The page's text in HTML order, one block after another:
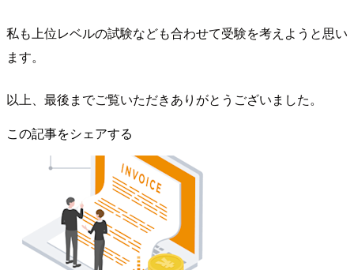
私も上位レベルの試験なども合わせて受験を考えようと思い
ます。
以上、最後までご覧いただきありがとうございました。
この記事をシェアする